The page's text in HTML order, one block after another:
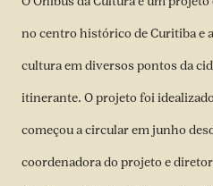
no centro histórico de Curitiba e
cultura em diversos pontos da
itinerante. O projeto foi
começou a circular em junho
coordenadora do projeto e